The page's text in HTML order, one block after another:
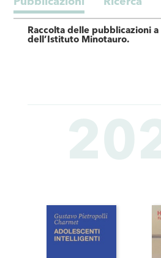
Raccolta delle pubblicazioni a
dell’Istituto Minotauro.